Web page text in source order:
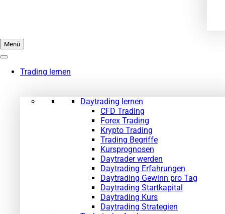
Menü
Trading lernen
Daytrading lernen
CFD Trading
Forex Trading
Krypto Trading
Trading Begriffe
Kursprognosen
Daytrader werden
Daytrading Erfahrungen
Daytrading Gewinn pro Tag
Daytrading Startkapital
Daytrading Kurs
Daytrading Strategien